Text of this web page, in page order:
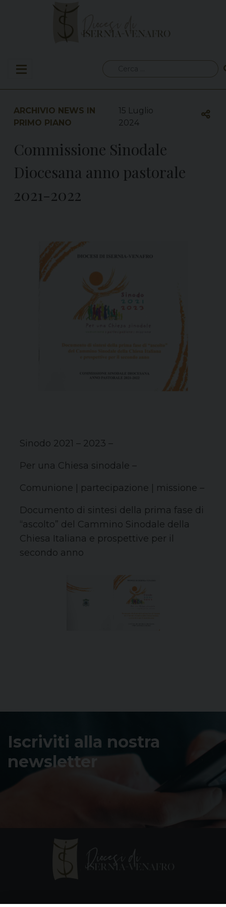
per:
ARCHIVIO NEWS IN
PRIMO PIANO
15 Luglio
2024
Commissione Sinodale
Diocesana anno pastorale
2021-2022
Sinodo 2021 – 2023 –
Per una Chiesa sinodale –
Comunione | partecipazione | missione –
Documento di sintesi della prima fase di
“ascolto” del Cammino Sinodale della
Chiesa Italiana e prospettive per il
secondo anno
Iscriviti alla nostra
newsletter